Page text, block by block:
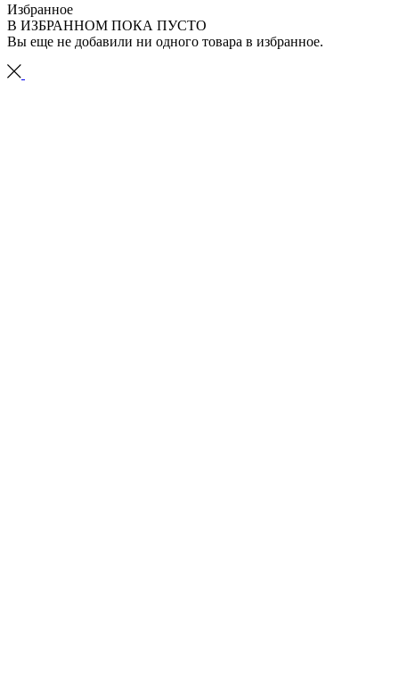
Избранное
В ИЗБРАННОМ ПОКА ПУСТО
Вы еще не добавили ни одного товара в избранное.